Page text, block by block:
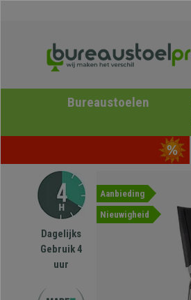
Bureaustoelen
Dagelijks
Gebruik 4
uur
Aanbieding
Nieuwigheid